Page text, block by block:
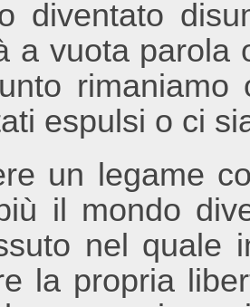
diventato
a vuota
rimaniamo
espulsi o ci
un legame
il mondo
nel quale
la propria